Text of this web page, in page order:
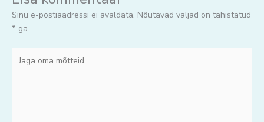
Sinu e-postiaadressi ei avaldata. Nõutavad väljad on tähistatud
*-ga
oma